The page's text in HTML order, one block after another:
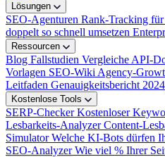
Lösungen
SEO-Agenturen Rank-Tracking
doppelt so schnell umsetzen
Ressourcen
Blog Fallstudien Vergleiche API-
Vorlagen SEO-Wiki Agency-
Leitfaden Genauigkeitsbericht 2024
Kostenlose Tools
SERP-CheckerKostenloser
Lesbarkeits-AnalyzerContent-
SimulatorWelche KI-Bots dürfen
SEO-AnalyzerWie viel % Ihrer